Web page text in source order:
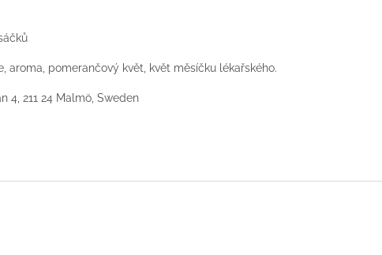
aroma, pomerančový květ, květ měsíčku lékařského.
4, 211 24 Malmö, Sweden